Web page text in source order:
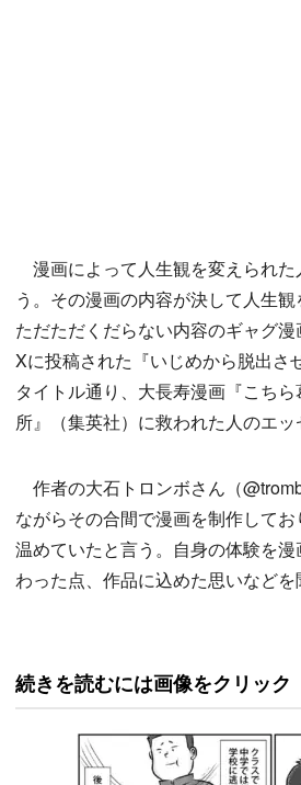
漫画によって人生観を変えられた
う。その漫画の内容が決して人生観
ただただくだらない内容のギャグ漫
Xに投稿された『いじめから脱出さ
タイトル通り、大長寿漫画『こち
所』（集英社）に救われた人のエッ
作者の大石トロンボさん（
ながらその合間で漫画を制作して
温めていたと言う。自身の体験を
わった点、作品に込めた思いなどを
続きを読むには画像をクリック